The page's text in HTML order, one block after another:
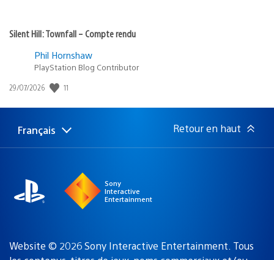
Silent Hill: Townfall – Compte rendu
Phil Hornshaw
PlayStation Blog Contributor
Date
publication
29/07/2026 11
Choisir
une
Région
actuelle
Français Retour en haut
Sony
Interactive
Entertainment
Website © 2026 Sony Interactive Entertainment. Tous